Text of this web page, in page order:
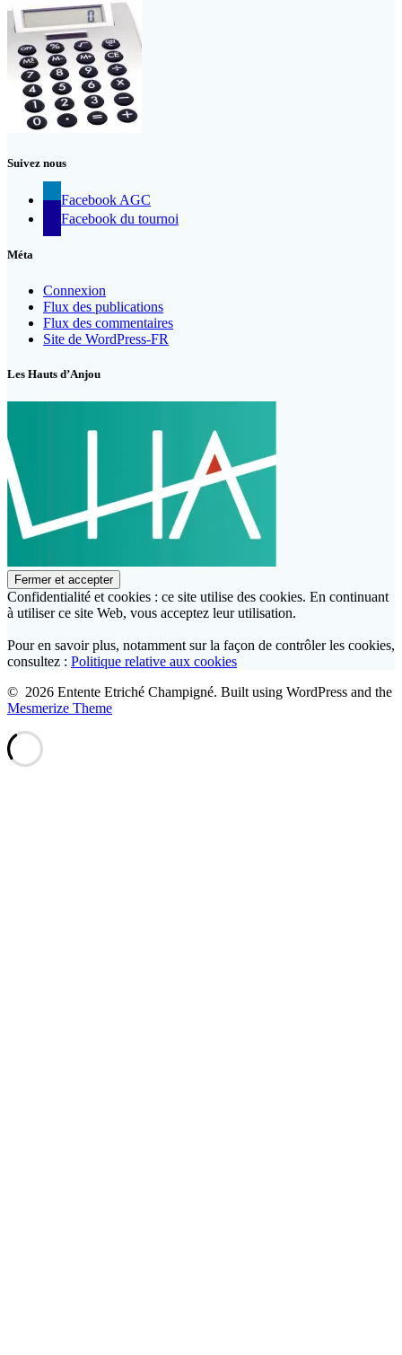
Suivez nous
Facebook AGC
Facebook du tournoi
Méta
Connexion
Flux des publications
Flux des commentaires
Site de WordPress-FR
Les Hauts d’Anjou
Confidentialité et cookies : ce site utilise des cookies. En continuant
à utiliser ce site Web, vous acceptez leur utilisation.
Pour en savoir plus, notamment sur la façon de contrôler les cookies,
consultez : Politique relative aux cookies
© 2026 Entente Etriché Champigné. Built using WordPress and the
Mesmerize Theme